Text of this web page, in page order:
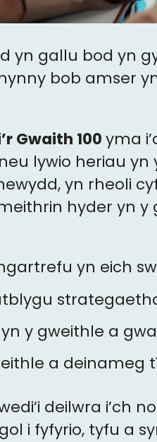
yn gallu bod yn
bob amser
Gwaith 100yma
lywio heriau yn
yn rheoli
hyder yn y
yn eich
y gweithle a
a deinameg
deilwra i’ch
i fyfyrio, tyfu a